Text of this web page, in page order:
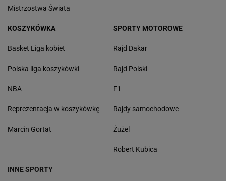
Mistrzostwa Świata
KOSZYKÓWKA
Basket Liga kobiet
Polska liga koszykówki
NBA
Reprezentacja w koszykówkę
Marcin Gortat
SPORTY MOTOROWE
Rajd Dakar
Rajd Polski
F1
Rajdy samochodowe
Żużel
Robert Kubica
INNE SPORTY